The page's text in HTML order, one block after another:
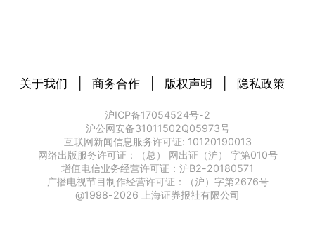
关于我们 商务合作 版权声明 隐私政策
沪ICP备17054524号-2
沪公网安备31011502Q05973号
互联网新闻信息服务许可证: 10120190013
网络出版服务许可证：（总） 网出证（沪） 字第010号
增值电信业务经营许可证：沪B2-20180571
广播电视节目制作经营许可证：（沪）字第2676号
@1998-2026 上海证券报社有限公司